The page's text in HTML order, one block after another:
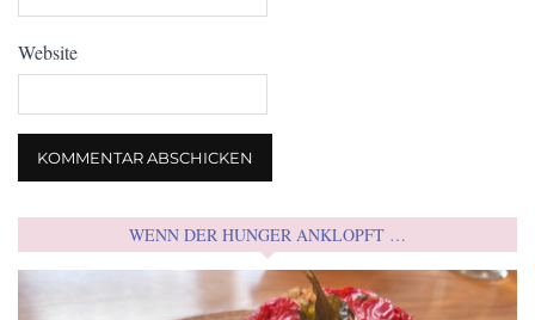
Website
WENN DER HUNGER ANKLOPFT …